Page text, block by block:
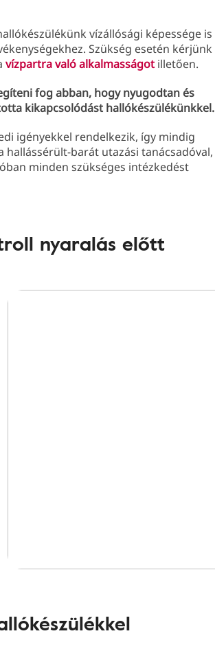
vízállósági képessége is
Szükség esetén kérjünk
vízpartra való alkalmasságot illetően.
fog abban, hogy nyugodtan és
kikapcsolódást hallókészülékünkkel.
igényekkel rendelkezik, így mindig
barát utazási tanácsadóval,
minden szükséges intézkedést
nyaralás előtt